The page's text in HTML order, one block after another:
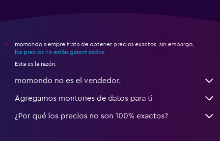
*
momondo siempre trata de obtener precios exactos, sin embargo,
los precios no están garantizados
Esta es la razón:
momondo no es el vendedor.
Agregamos montones de datos para ti
¿Por qué los precios no son 100% exactos?